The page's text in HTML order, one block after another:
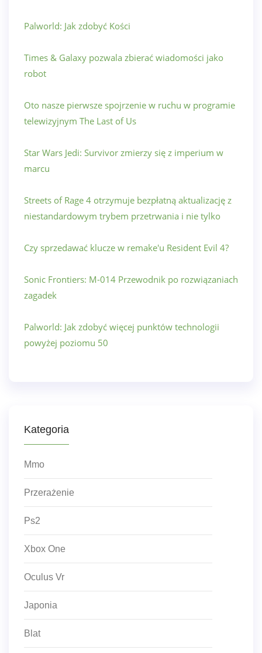
Palworld: Jak zdobyć Kości
Times & Galaxy pozwala zbierać wiadomości jako
robot
Oto nasze pierwsze spojrzenie w ruchu w programie
telewizyjnym The Last of Us
Star Wars Jedi: Survivor zmierzy się z imperium w
marcu
Streets of Rage 4 otrzymuje bezpłatną aktualizację z
niestandardowym trybem przetrwania i nie tylko
Czy sprzedawać klucze w remake'u Resident Evil 4?
Sonic Frontiers: M-014 Przewodnik po rozwiązaniach
zagadek
Palworld: Jak zdobyć więcej punktów technologii
powyżej poziomu 50
Kategoria
Mmo
Przerażenie
Ps2
Xbox One
Oculus Vr
Japonia
Blat